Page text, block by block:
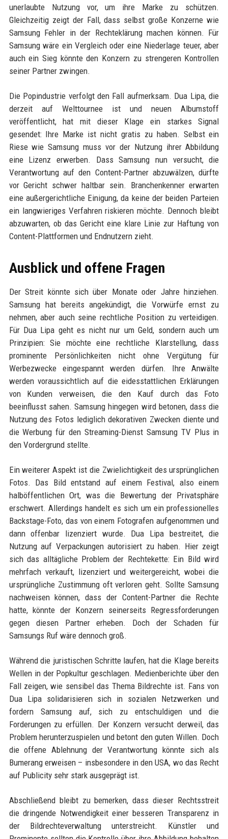
unerlaubte Nutzung vor, um ihre Marke zu schützen.
Gleichzeitig zeigt der Fall, dass selbst große Konzerne wie
Samsung Fehler in der Rechteklärung machen können. Für
Samsung wäre ein Vergleich oder eine Niederlage teuer, aber
auch ein Sieg könnte den Konzern zu strengeren Kontrollen
seiner Partner zwingen.
Die Popindustrie verfolgt den Fall aufmerksam. Dua Lipa, die
derzeit auf Welttournee ist und neuen Albumstoff
veröffentlicht, hat mit dieser Klage ein starkes Signal
gesendet: Ihre Marke ist nicht gratis zu haben. Selbst ein
Riese wie Samsung muss vor der Nutzung ihrer Abbildung
eine Lizenz erwerben. Dass Samsung nun versucht, die
Verantwortung auf den Content-Partner abzuwälzen, dürfte
vor Gericht schwer haltbar sein. Branchenkenner erwarten
eine außergerichtliche Einigung, da keine der beiden Parteien
ein langwieriges Verfahren riskieren möchte. Dennoch bleibt
abzuwarten, ob das Gericht eine klare Linie zur Haftung von
Content-Plattformen und Endnutzern zieht.
Ausblick und offene Fragen
Der Streit könnte sich über Monate oder Jahre hinziehen.
Samsung hat bereits angekündigt, die Vorwürfe ernst zu
nehmen, aber auch seine rechtliche Position zu verteidigen.
Für Dua Lipa geht es nicht nur um Geld, sondern auch um
Prinzipien: Sie möchte eine rechtliche Klarstellung, dass
prominente Persönlichkeiten nicht ohne Vergütung für
Werbezwecke eingespannt werden dürfen. Ihre Anwälte
werden voraussichtlich auf die eidesstattlichen Erklärungen
von Kunden verweisen, die den Kauf durch das Foto
beeinflusst sahen. Samsung hingegen wird betonen, dass die
Nutzung des Fotos lediglich dekorativen Zwecken diente und
die Werbung für den Streaming-Dienst Samsung TV Plus in
den Vordergrund stellte.
Ein weiterer Aspekt ist die Zwielichtigkeit des ursprünglichen
Fotos. Das Bild entstand auf einem Festival, also einem
halböffentlichen Ort, was die Bewertung der Privatsphäre
erschwert. Allerdings handelt es sich um ein professionelles
Backstage-Foto, das von einem Fotografen aufgenommen und
dann offenbar lizenziert wurde. Dua Lipa bestreitet, die
Nutzung auf Verpackungen autorisiert zu haben. Hier zeigt
sich das alltägliche Problem der Rechtekette: Ein Bild wird
mehrfach verkauft, lizenziert und weitergereicht, wobei die
ursprüngliche Zustimmung oft verloren geht. Sollte Samsung
nachweisen können, dass der Content-Partner die Rechte
hatte, könnte der Konzern seinerseits Regressforderungen
gegen diesen Partner erheben. Doch der Schaden für
Samsungs Ruf wäre dennoch groß.
Während die juristischen Schritte laufen, hat die Klage bereits
Wellen in der Popkultur geschlagen. Medienberichte über den
Fall zeigen, wie sensibel das Thema Bildrechte ist. Fans von
Dua Lipa solidarisieren sich in sozialen Netzwerken und
fordern Samsung auf, sich zu entschuldigen und die
Forderungen zu erfüllen. Der Konzern versucht derweil, das
Problem herunterzuspielen und betont den guten Willen. Doch
die offene Ablehnung der Verantwortung könnte sich als
Bumerang erweisen – insbesondere in den USA, wo das Recht
auf Publicity sehr stark ausgeprägt ist.
Abschließend bleibt zu bemerken, dass dieser Rechtsstreit
die dringende Notwendigkeit einer besseren Transparenz in
der Bildrechteverwaltung unterstreicht. Künstler und